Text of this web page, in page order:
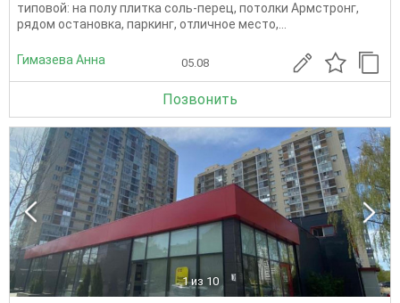
типовой: на полу плитка соль-перец, потолки Армстронг,
рядом остановка, паркинг, отличное место,...
Гимазева Анна 05.08
Позвонить
1 из 10